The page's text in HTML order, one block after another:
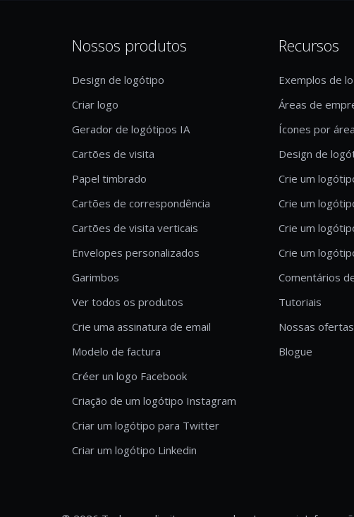
Nossos produtos
Design de logótipo
Criar logo
Gerador de logótipos IA
Cartões de visita
Papel timbrado
Cartões de correspondência
Cartões de visita verticais
Envelopes personalizados
Garimbos
Ver todos os produtos
Crie uma assinatura de email
Modelo de factura
Créer un logo Facebook
Criação de um logótipo Instagram
Criar um logótipo para Twitter
Criar um logótipo Linkedin
Recursos
Exemplos de
Áreas de
Ícones por área
Design de
Crie um
Crie um
Crie um
Crie um
Comentários
Tutoriais
Nossas ofertas
Blogue